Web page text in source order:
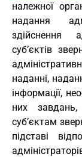
належної
надання
здійснення
суб’єктів
наданні,
інформації,
них завдань,
суб’єктам
підставі